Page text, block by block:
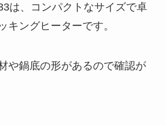
は、コンパクトなサイズで卓
キングヒーターです。
や鍋底の形があるので確認が